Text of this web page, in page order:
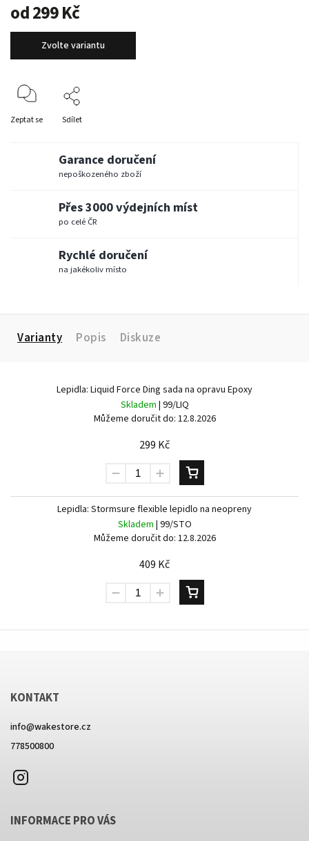
od299 Kč
Zvolte variantu
Zeptat se Sdílet
Garance doručení
nepoškozeného zboží
Přes 3000 výdejních míst
po celé ČR
Rychlé doručení
na jakékoliv místo
Varianty Popis Diskuze
Lepidla: Liquid Force Ding sada na opravu Epoxy
Skladem | 99/LIQ
Můžeme doručit do: 12.8.2026
299 Kč
Lepidla: Stormsure flexible lepidlo na neopreny
Skladem | 99/STO
Můžeme doručit do: 12.8.2026
409 Kč
KONTAKT
info@wakestore.cz
778500800
INFORMACE PRO VÁS